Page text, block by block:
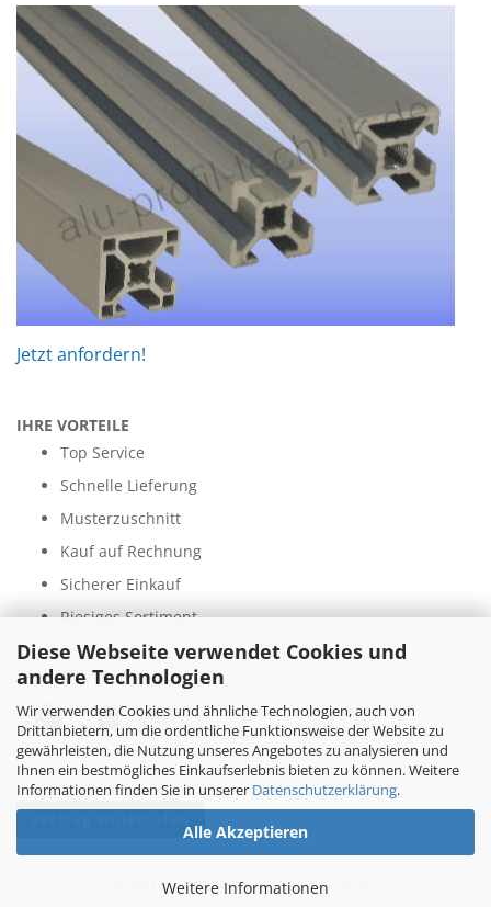
Diese Webseite verwendet Cookies und
andere Technologien
Wir verwenden Cookies und ähnliche Technologien, auch von
Drittanbietern, um die ordentliche Funktionsweise der Website zu
gewährleisten, die Nutzung unseres Angebotes zu analysieren und
Ihnen ein bestmögliches Einkaufserlebnis bieten zu können. Weitere
Informationen finden Sie in unserer Datenschutzerklärung.
Alle Akzeptieren
Weitere Informationen
Jetzt anfordern!
IHRE VORTEILE
Top Service
Schnelle Lieferung
Musterzuschnitt
Kauf auf Rechnung
Sicherer Einkauf
Riesiges Sortiment
ZAHLUNGSARTEN
Internetshop by Gambio.de © 2025